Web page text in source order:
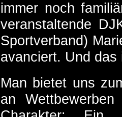
immer noch
veranstaltende
Sportverband)
avanciert. Und
Man bietet uns
an